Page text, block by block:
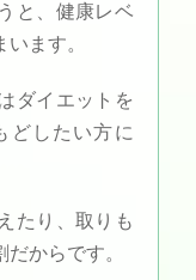
と、健康レベ
ます。
ダイエットを
どしたい方に
たり、取りも
からです。